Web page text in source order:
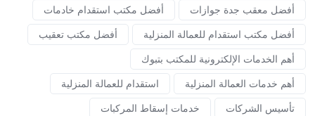
أفضل معقب جدة جوازات
أفضل مكتب استقدام خادمات
أفضل مكتب استقدام للعمالة المنزلية
أفضل مكتب تعقيب
أهم الخدمات الإلكترونية للمكتب بتبوك
أهم خدمات العمالة المنزلية
استقدام للعمالة المنزلية
تأسيس الشركات
خدمات إسقاط المركبات